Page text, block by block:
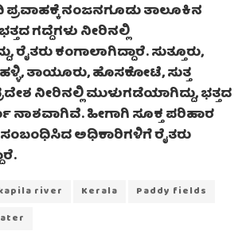
ನಂಜನಗೂಡು ತಾಲೂಕಿನ
ಗದ್ದೆಗಳು ನೀರಿನಲ್ಲಿ
ಕಂಗಾಲಾಗಿದ್ದಾರೆ. ಸುತ್ತೂರು,
ತಾಯೂರು, ಹೊಸಕೋಟೆ, ಸುತ್ತ
ನೀರಿನಲ್ಲಿ ಮುಳುಗಡೆಯಾಗಿದ್ದು, ಭತ್ತದ
ನಾಶವಾಗಿವೆ. ಹೀಗಾಗಿ ಸೂಕ್ತ ಪರಿಹಾರ
ಸಂಬಂಧಿಸಿದ ಅಧಿಕಾರಿಗಳಿಗೆ ರೈತರು
river Kerala
Paddy fields